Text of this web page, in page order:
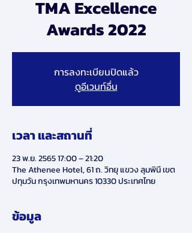
TMA Excellence
Awards 2022
การลงทะเบียนปิดแล้ว
ดูอีเวนท์อื่น
เวลา และสถานที่
23 พ.ย. 2565 17:00 – 21:20
The Athenee Hotel, 61 ถ. วิทยุ แขวง ลุมพินี เขต
ปทุมวัน กรุงเทพมหานคร 10330 ประเทศไทย
ข้อมูล